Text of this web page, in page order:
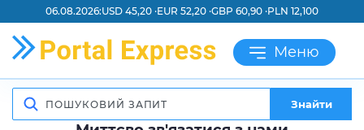
06.08.2026:USD 45,20 ·EUR 52,20 ·GBP 60,90 ·PLN 12,100
Меню
Знайти